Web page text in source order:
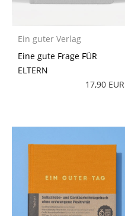
Ein guter Verlag
Eine gute Frage FÜR
ELTERN
17,90 EUR